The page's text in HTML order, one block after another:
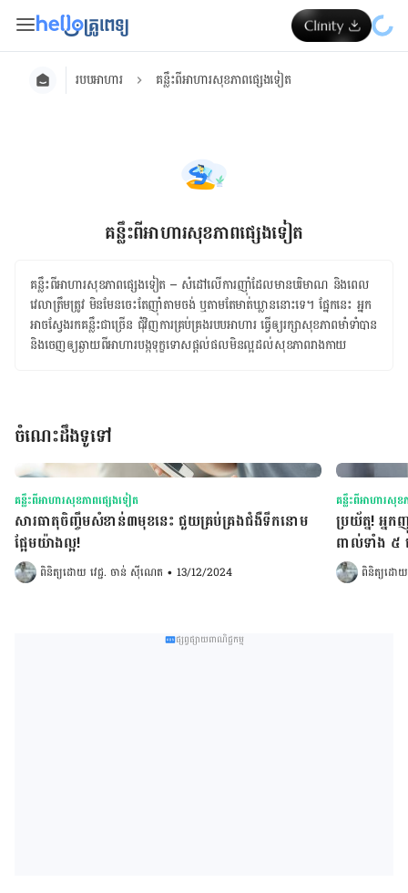
របបអាហារ គន្លឹះពីអាហារសុខភាពផ្សេងទៀត
គន្លឹះពីអាហារសុខភាពផ្សេងទៀត
គន្លឹះពីអាហារសុខភាពផ្សេងទៀត – សំដៅលើ​ការ​ញ៉ាំ​ដែល​មាន​បរិមាណ និង​ពេល
វេលា​ត្រឹមត្រូវ មិនមែន​ចេះតែញ៉ាំ​តាម​ចង់ ឬ​តាម​តែ​មាត់​ឃ្លាន​នោះ​ទេ។ ​ផ្នែក​នេះ អ្នក​
អាច​ស្វែងរក​គន្លឹះ​ជា​ច្រើន ជុំវិញ​ការ​គ្រប់គ្រងរបបអាហារ​ ធ្វើ​ឲ្យ​រក្សា​សុខភាព​មាំទាំ​បាន
និងចេញឲ្យឆ្ងាយពីអាហារបង្កទុក្ខទោសផ្ដល់ផលមិនល្អដល់សុខភាពរាងកាយ
ចំណេះដឹងទូទៅ
គន្លឹះពីអាហារសុខភាពផ្សេងទៀត
សារធាតុចិញ្ចឹមសំខាន់៣មុខនេះ ជួយគ្រប់គ្រងជំងឺទឹកនោម
ផ្អែមយ៉ាងល្អ!
ពិនិត្យដោយ វេជ្ជ. ចាន់ ស៊ីណេត • 13/12/2024
គន្លឹះពីអាហារសុ
ប្រយ័ត្ន! អ្ន
ពាល់ទាំង ៥
ពិនិត្យដោ
ផ្សព្វផ្សាយពាណិជ្ជកម្ម